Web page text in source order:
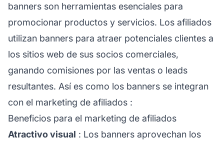
banners son herramientas esenciales para
promocionar productos y servicios. Los afiliados
utilizan banners para atraer potenciales clientes a
los sitios web de sus socios comerciales,
ganando comisiones por las ventas o leads
resultantes. Así es como los banners se integran
con el marketing de afiliados :
Beneficios para el marketing de afiliados
Atractivo visual : Los banners aprovechan los